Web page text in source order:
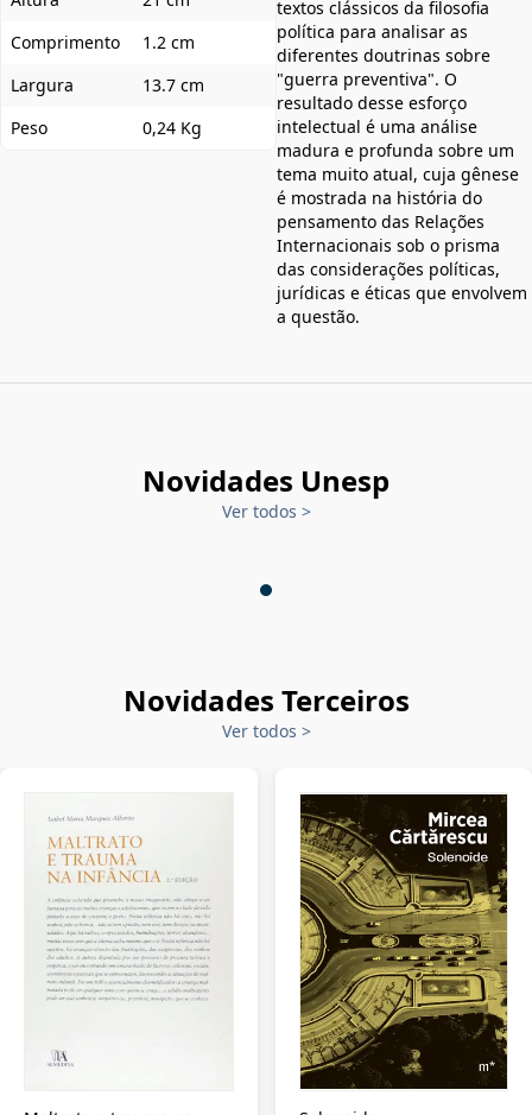
Comprimento
1.2 cm
Largura
13.7 cm
Peso
0,24 Kg
textos clássicos da filosofia
política para analisar as
diferentes doutrinas sobre
"guerra preventiva". O
resultado desse esforço
intelectual é uma análise
madura e profunda sobre um
tema muito atual, cuja gênese
é mostrada na história do
pensamento das Relações
Internacionais sob o prisma
das considerações políticas,
jurídicas e éticas que envolvem
a questão.
Novidades Unesp
Ver todos >
Novidades Terceiros
Ver todos >